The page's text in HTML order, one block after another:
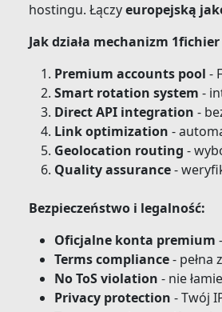
hostingu. Łączyeuropejską
Jak działa mechanizm
Premium accounts pool -
Smart rotation system -
Direct API integration -
Link optimization -
Geolocation routing -
Quality assurance-
Bezpieczeństwo i legalność:
Oficjalne konta premium
Terms compliance- pełna
No ToS violation - nie
Privacy protection - Twój